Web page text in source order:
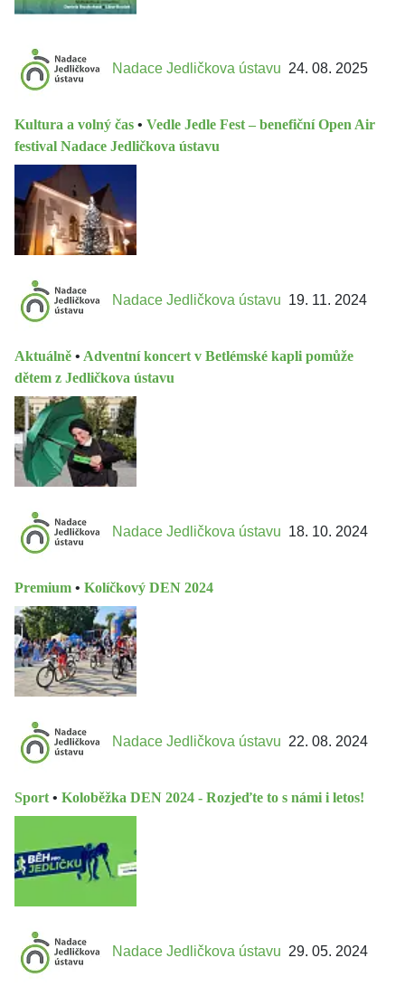
Nadace Jedličkova ústavu 24. 08. 2025
Kultura a volný čas • Vedle Jedle Fest – benefiční Open Air
festival Nadace Jedličkova ústavu
Nadace Jedličkova ústavu 19. 11. 2024
Aktuálně • Adventní koncert v Betlémské kapli pomůže
dětem z Jedličkova ústavu
Nadace Jedličkova ústavu 18. 10. 2024
Premium • Kolíčkový DEN 2024
Nadace Jedličkova ústavu 22. 08. 2024
Sport • Koloběžka DEN 2024 - Rozjeďte to s námi i letos!
Nadace Jedličkova ústavu 29. 05. 2024